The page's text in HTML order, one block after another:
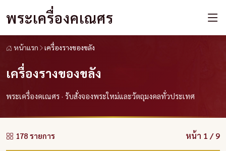
พระเครื่องคเณศร
หน้าแรก เครื่องรางของขลัง
เครื่องรางของขลัง
พระเครื่องคเณศร · รับสั่งจองพระใหม่และวัตถุมงคลทั่วประเทศ
178 รายการ หน้า 1 / 9